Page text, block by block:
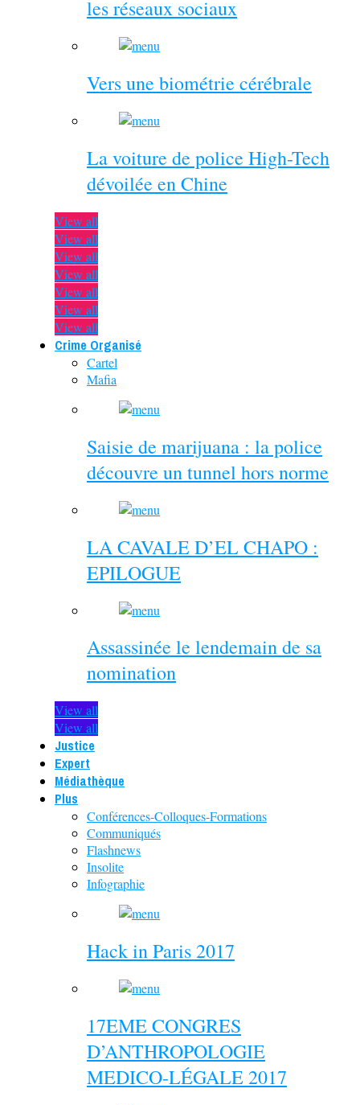
les réseaux sociaux
Vers une biométrie cérébrale
La voiture de police High-Tech
dévoilée en Chine
View all
View all
View all
View all
View all
View all
View all
Crime Organisé
Cartel
Mafia
Saisie de marijuana : la police
découvre un tunnel hors norme
LA CAVALE D’EL CHAPO :
EPILOGUE
Assassinée le lendemain de sa
nomination
View all
View all
Justice
Expert
Médiathèque
Plus
Conférences-Colloques-Formations
Communiqués
Flashnews
Insolite
Infographie
Hack in Paris 2017
17EME CONGRES
D’ANTHROPOLOGIE
MEDICO-LÉGALE 2017